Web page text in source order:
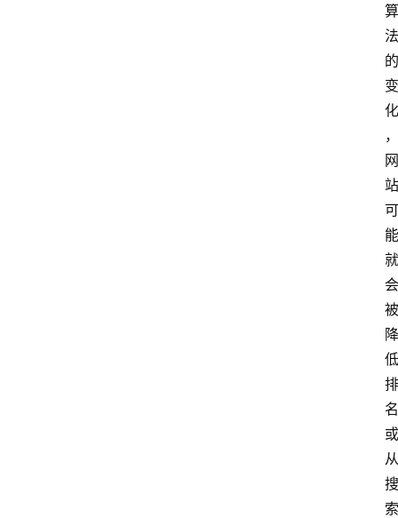
算
法
的
变
化
，
网
站
可
能
就
会
被
降
低
排
名
或
从
搜
索